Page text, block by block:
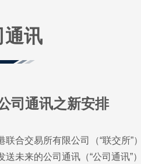
司通讯之新安排
通讯
联合交易所有限公司（“联交所”
送未来的公司通讯（“公司通讯